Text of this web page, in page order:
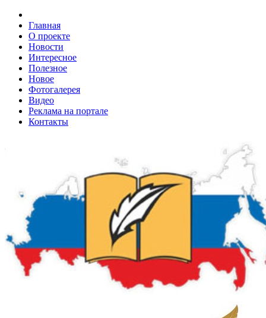
Главная
О проекте
Новости
Интересное
Полезное
Новое
Фотогалерея
Видео
Реклама на портале
Контакты